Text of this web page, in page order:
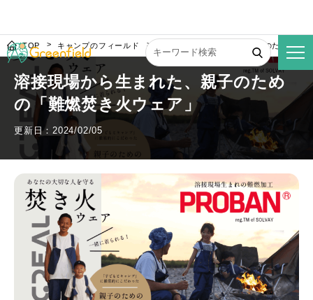
TOP キャンプのフィールド 溶接現場から生まれた、親子のための「
溶接現場から生まれた、親子のため
の「難燃焚き火ウェア」
更新日：2024/02/05